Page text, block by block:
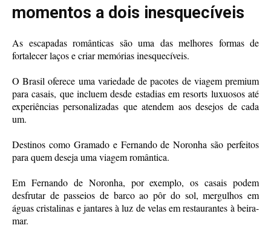
momentos a dois inesquecíveis
As escapadas românticas são uma das melhores formas de
fortalecer laços e criar memórias inesquecíveis.
O Brasil oferece uma variedade de pacotes de viagem premium
para casais, que incluem desde estadias em resorts luxuosos até
experiências personalizadas que atendem aos desejos de cada
um.
Destinos como Gramado e Fernando de Noronha são perfeitos
para quem deseja uma viagem romântica.
Em Fernando de Noronha, por exemplo, os casais podem
desfrutar de passeios de barco ao pôr do sol, mergulhos em
águas cristalinas e jantares à luz de velas em restaurantes à beira-
mar.